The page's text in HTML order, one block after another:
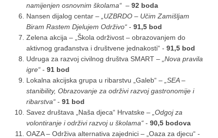
namijenjen osnovnim školama“ –92 boda
Nansen dijalog centar –
„UZBRDO – Učim Zamišljam
Biram Rastem Djelujem Održivo“ -91,5 bod
Zelena akcija – „Škola održivost – obrazovanjem do
aktivnog građanstva i društvene jednakosti“ -91,5 bod
Udruga za razvoj civilnog društva SMART – „Nova pravila
igre“ -91 bod
Lokalna akcijska grupa u ribarstvu „Galeb“ – „SEA –
stanibility, Obrazovanje za održivi razvoj gastronomije i
ribarstva“ -91 bod
Savez društava „Naša djeca“ Hrvatske – „Odgoj za
volontiranje i održivi razvoj u školama“ -90,5 bodova
OAZA – Održiva alternativa zajednici – „Oaza za djecu“ -